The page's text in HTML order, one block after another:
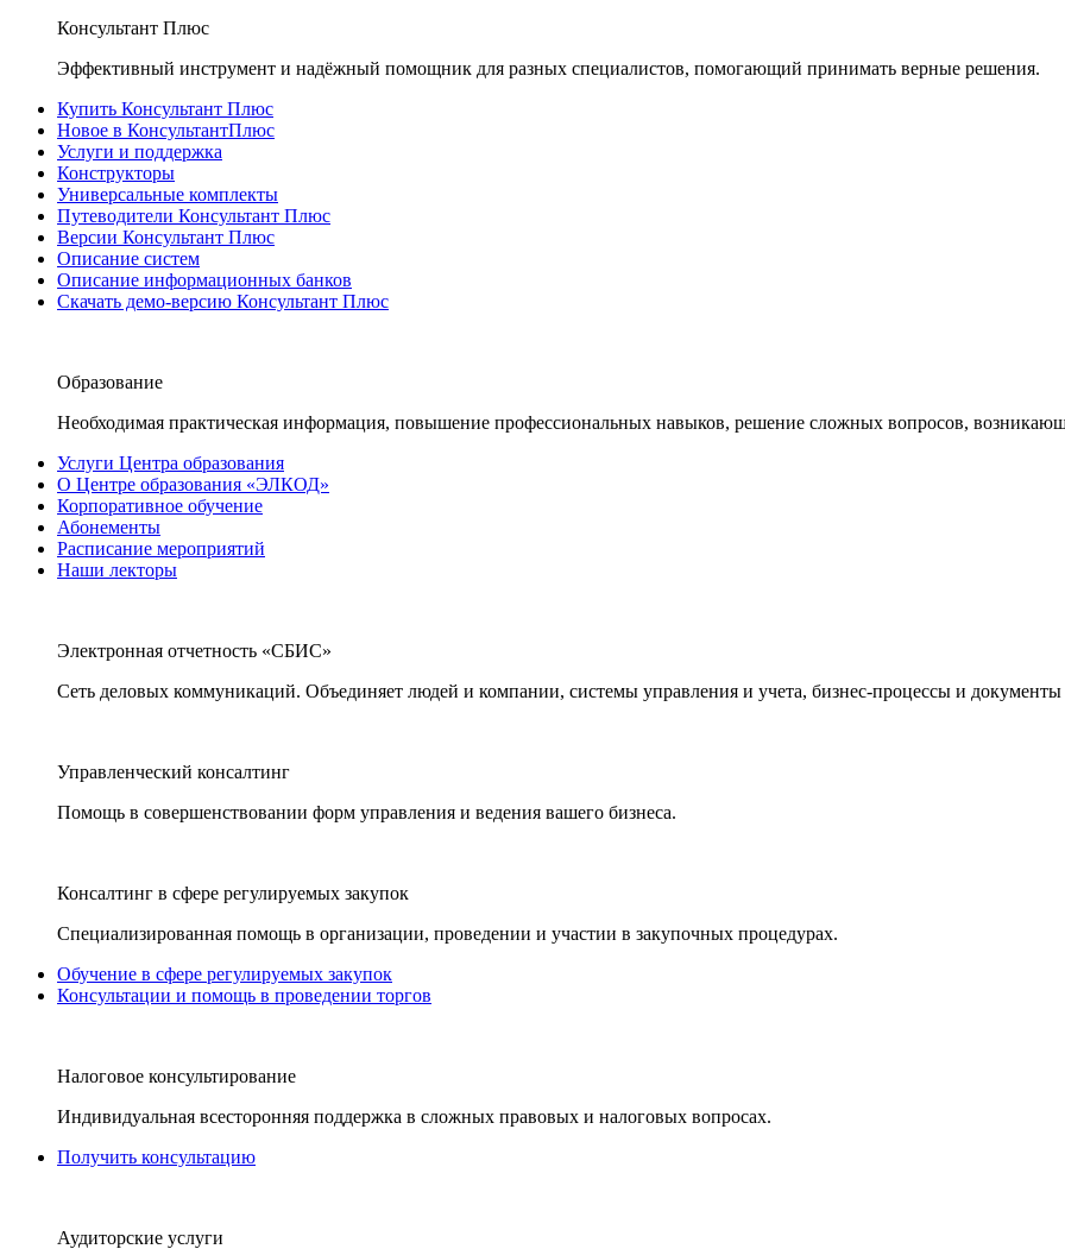
Консультант Плюс
Эффективный инструмент и надёжный помощник для разных специалистов, помогающий принимать верные решения.
Купить Консультант Плюс
Новое в КонсультантПлюс
Услуги и поддержка
Конструкторы
Универсальные комплекты
Путеводители Консультант Плюс
Версии Консультант Плюс
Описание систем
Описание информационных банков
Скачать демо-версию Консультант Плюс
Образование
Необходимая практическая информация, повышение профессиональных навыков, решение сложных вопросов,
Услуги Центра образования
О Центре образования «ЭЛКОД»
Корпоративное обучение
Абонементы
Расписание мероприятий
Наши лекторы
Электронная отчетность «СБИС»
Сеть деловых коммуникаций. Объединяет людей и компании, системы управления и учета, бизнес-процессы и документы
Управленческий консалтинг
Помощь в совершенствовании форм управления и ведения вашего бизнеса.
Консалтинг в сфере регулируемых закупок
Специализированная помощь в организации, проведении и участии в закупочных процедурах.
Обучение в сфере регулируемых закупок
Консультации и помощь в проведении торгов
Налоговое консультирование
Индивидуальная всесторонняя поддержка в сложных правовых и налоговых вопросах.
Получить консультацию
Аудиторские услуги